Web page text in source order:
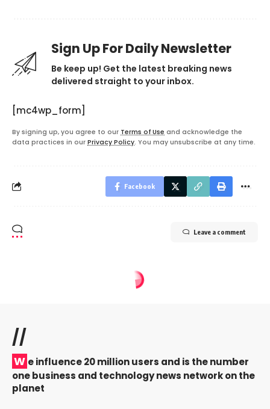
Sign Up For Daily Newsletter
Be keep up! Get the latest breaking news
delivered straight to your inbox.
[mc4wp_form]
By signing up, you agree to our Terms of Use and acknowledge the
data practices in our Privacy Policy. You may unsubscribe at any time.
Facebook
Leave a comment
//
W e influence 20 million users and is the number
one business and technology news network on the
planet